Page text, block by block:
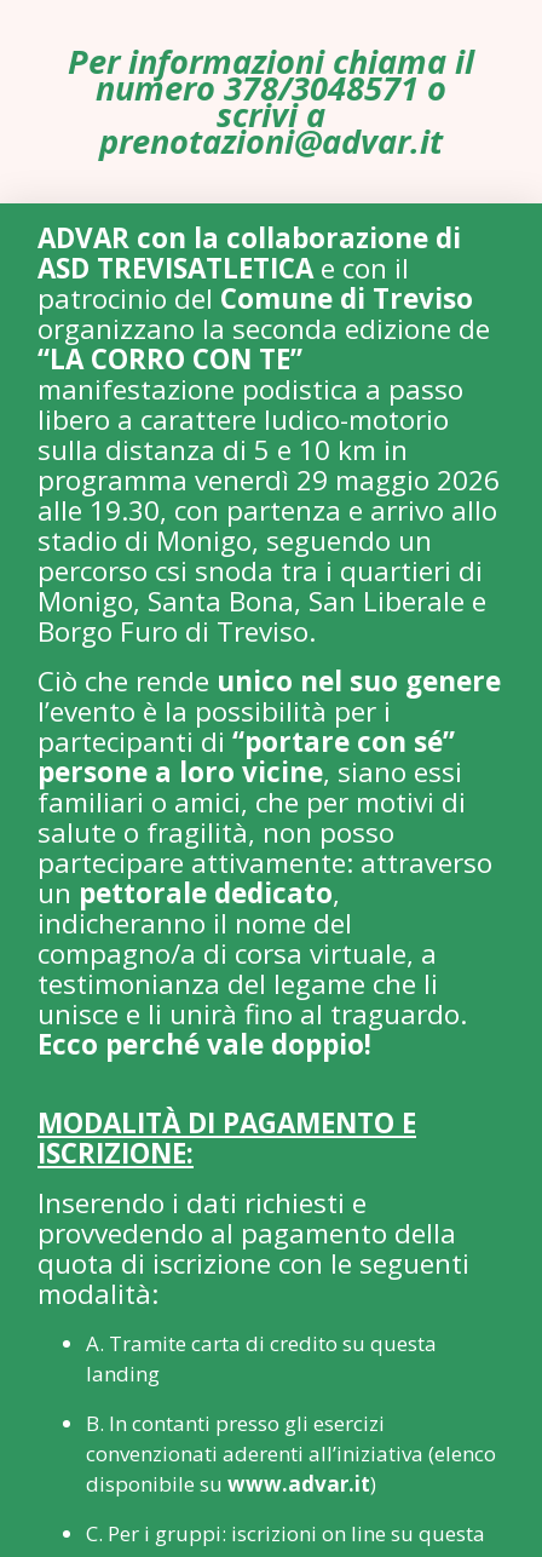
Per informazioni chiama il
numero 378/3048571 o
scrivi a
prenotazioni@advar.it
ADVAR con la collaborazione di
ASD TREVISATLETICAe con il
patrocinio del Comune di Treviso
organizzano la seconda edizione de
“LA CORRO CON TE”
manifestazione podistica a passo
libero a carattere ludico-motorio
sulla distanza di 5 e 10 km in
programma venerdì 29 maggio 2026
alle 19.30, con partenza e arrivo allo
stadio di Monigo, seguendo un
percorso csi snoda tra i quartieri di
Monigo, Santa Bona, San Liberale e
Borgo Furo di Treviso.
Ciò che rende unico nel suo genere
l’evento è la possibilità per i
partecipanti di “portare con sé”
persone a loro vicine, siano essi
familiari o amici, che per motivi di
salute o fragilità, non posso
partecipare attivamente: attraverso
un pettorale dedicato,
indicheranno il nome del
compagno/a di corsa virtuale, a
testimonianza del legame che li
unisce e li unirà fino al traguardo.
Ecco perché vale doppio!
MODALITÀ DI PAGAMENTO E
ISCRIZIONE:
Inserendo i dati richiesti e
provvedendo al pagamento della
quota di iscrizione con le seguenti
modalità:
A. Tramite carta di credito su questa
landing
B. In contanti presso gli esercizi
convenzionati aderenti all’iniziativa (elenco
disponibile su www.advar.it)
C. Per i gruppi: iscrizioni on line su questa